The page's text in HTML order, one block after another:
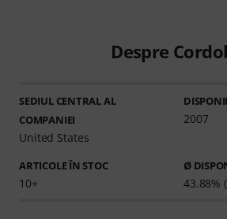
Despre
SEDIUL CENTRAL AL
COMPANIEI
United States
2007
ARTICOLE ÎN STOC
10+
Ø
43.88%